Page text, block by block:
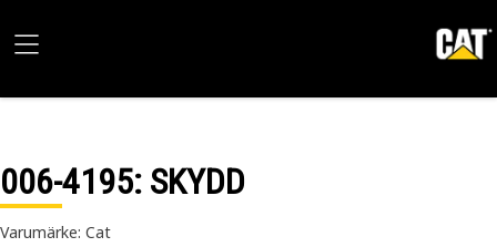
006-4195: SKYDD
Varumärke: Cat